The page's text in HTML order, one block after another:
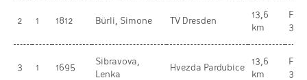
2 1 1812 Bürli, Simone TV Dresden
13,6
km
35-
3 1 1695
Sibravova,
Lenka
Hvezda Pardubice
13,6
km
30-